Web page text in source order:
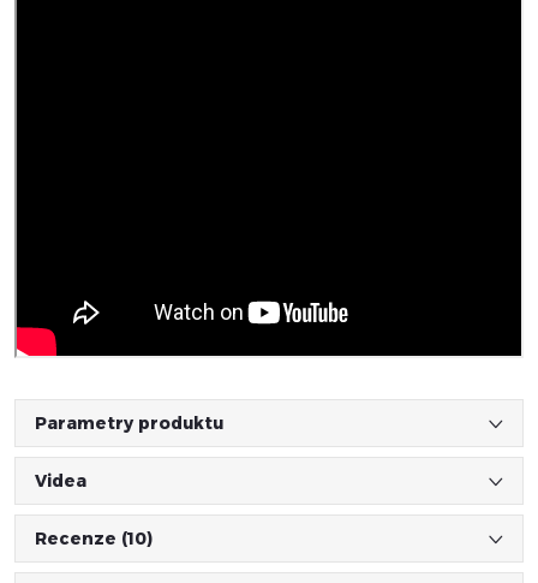
Parametry produktu
Videa
Recenze (10)